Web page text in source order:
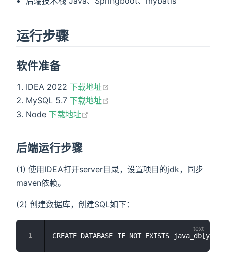
运行步骤
软件准备
IDEA 2022下载地址
MySQL 5.7下载地址
Node下载地址
后端运行步骤
(1) 使用IDEA打开server目录，设置项目的jdk，同步
maven依赖。
(2) 创建数据库，创建SQL如下：